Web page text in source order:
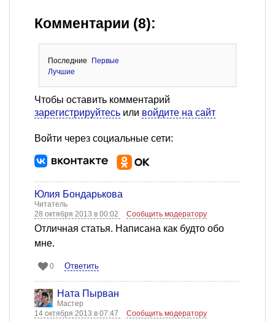
Комментарии (8):
Последние
Первые
Лучшие
Чтобы оставить комментарий
зарегистрируйтесь или войдите на сайт
Войти через социальные сети:
Юлия Бондарькова
Читатель
28 октября 2013 в 00:02
Сообщить модератору
Отличная статья. Написана как будто обо
мне.
0 Ответить
Ната Пырван
Мастер
14 октября 2013 в 07:47
Сообщить модератору